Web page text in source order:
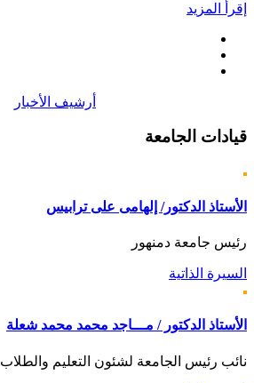
إقرأ المزيد
أرشيف الأخبار
قيادات الجامعة
الأستاذ الدكتور/ إلهامى على ترابيس
رئيس جامعة دمنهور
السيرة الذاتية
الأستاذ الدكتور / مـــاجد محمد محمد شعلة
نائب رئيس الجامعة لشئون التعليم والطلاب